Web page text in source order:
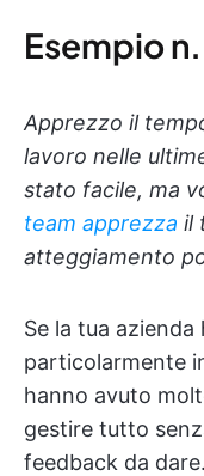
Esempio
Apprezzo il
lavoro nelle
stato facile, ma
team apprezza il
atteggiamento
Se la tua
particolarmente
hanno avuto
gestire tutto
feedback da dare.